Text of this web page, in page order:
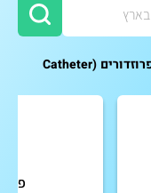
המומחים הכי מבוקשים לטיפול פרפור פרוזדורים (Catheter